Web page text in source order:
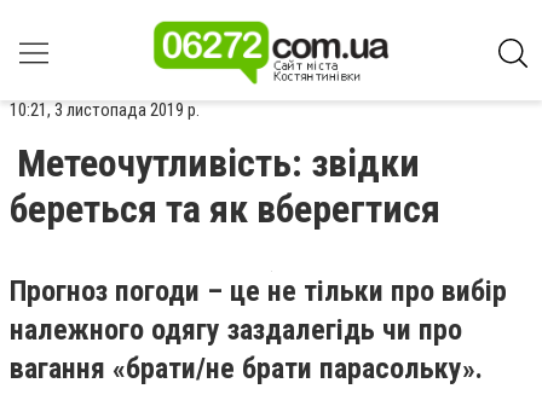
10:21, 3 листопада 2019 р.
Метеочутливість: звідки
береться та як вберегтися
Прогноз погоди – це не тільки про вибір
належного одягу заздалегідь чи про
вагання «брати/не брати парасольку».